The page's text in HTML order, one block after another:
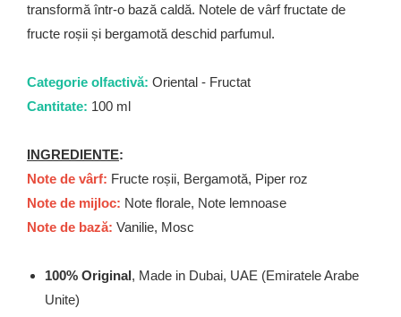
transformă într-o bază caldă. Notele de vârf fructate de
fructe roșii și bergamotă deschid parfumul.
Categorie olfactivă: Oriental - Fructat
Cantitate: 100 ml
INGREDIENTE:
Note de vârf: Fructe roșii, Bergamotă, Piper roz
Note de mijloc: Note florale, Note lemnoase
Note de bază: Vanilie, Mosc
100% Original, Made in Dubai, UAE (Emiratele Arabe
Unite)